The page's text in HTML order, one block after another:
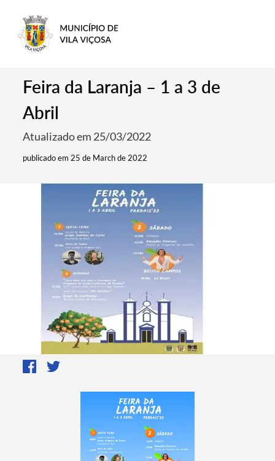
Feira da Laranja – 1 a 3 de
Abril
Atualizado em 25/03/2022
publicado em 25 de March de 2022